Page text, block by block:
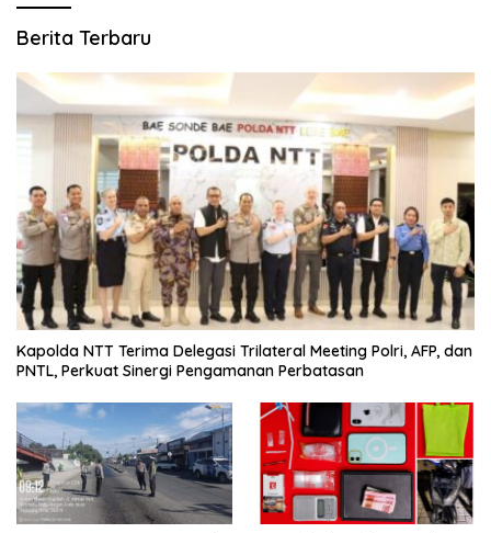
Berita Terbaru
Kapolda NTT Terima Delegasi Trilateral Meeting Polri, AFP, dan
PNTL, Perkuat Sinergi Pengamanan Perbatasan